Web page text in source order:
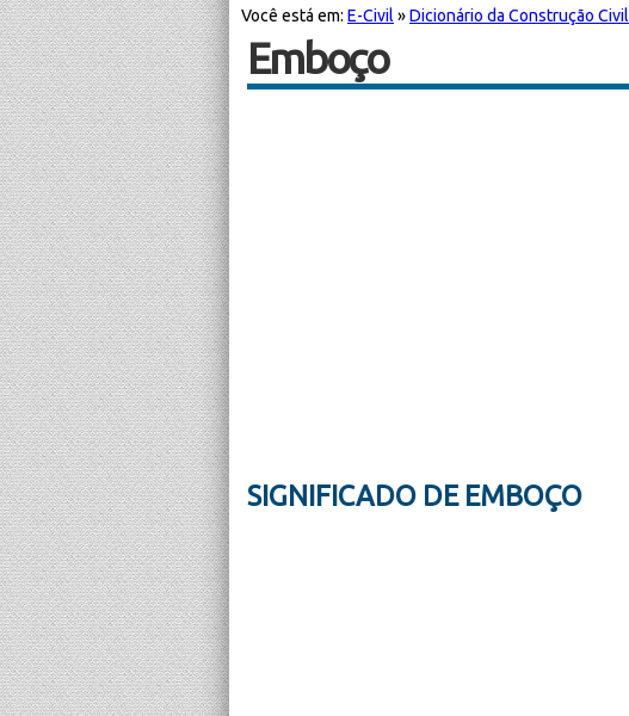
Você está em: E-Civil »Dicionário da Construção Civil
Emboço
SIGNIFICADO DE EMBOÇO